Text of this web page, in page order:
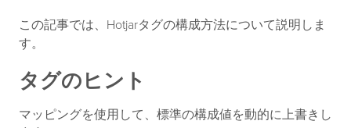
この記事では、Hotjarタグの構成方法について説明しま
す。
タグのヒント
マッピングを使用して、標準の構成値を動的に上書きし